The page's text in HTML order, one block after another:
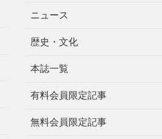
ニュース
歴史・文化
本誌一覧
有料会員限定記事
無料会員限定記事